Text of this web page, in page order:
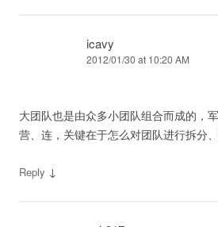
icavy
2012/01/30 at 10:20 AM
大团队也是由众多小团队组合而成的，
营、连，关键在于怎么对团队进行拆分
Reply ↓